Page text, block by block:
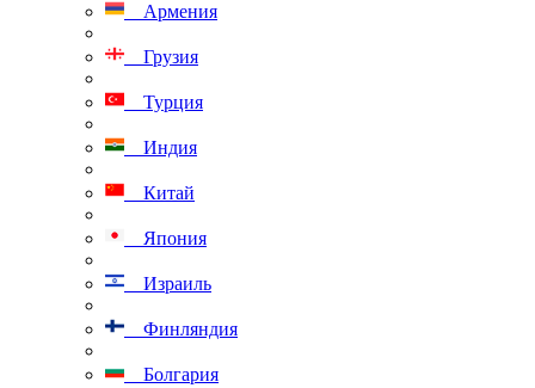
Армения
Грузия
Турция
Индия
Китай
Япония
Израиль
Финляндия
Болгария